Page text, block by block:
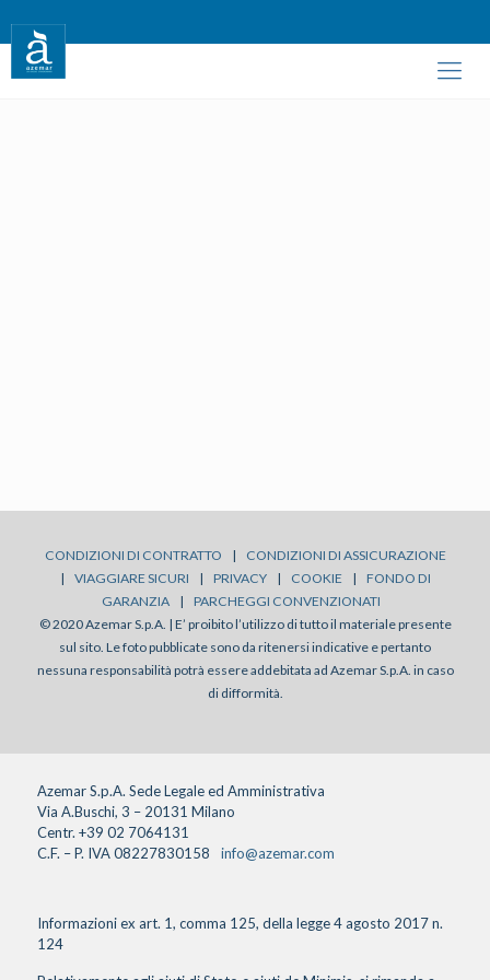
CONDIZIONI DI CONTRATTO |
CONDIZIONI DI ASSICURAZIONE
|
VIAGGIARE SICURI | PRIVACY | COOKIE |
FONDO DI
GARANZIA
|
PARCHEGGI CONVENZIONATI
© 2020 Azemar S.p.A. | E’ proibito l’utilizzo di tutto il materiale presente
sul sito. Le foto pubblicate sono da ritenersi indicative e pertanto
nessuna responsabilità potrà essere addebitata ad Azemar S.p.A. in caso
di difformità.
Azemar S.p.A. Sede Legale ed Amministrativa
Via A.Buschi, 3 – 20131 Milano
Centr. +39 02 7064131
C.F. – P. IVA 08227830158
info@azemar.com
Informazioni ex art. 1, comma 125, della legge 4 agosto 2017 n.
124